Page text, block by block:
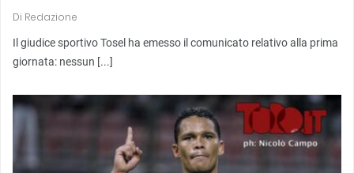
Di Redazione
Il giudice sportivo Tosel ha emesso il comunicato relativo alla prima
giornata: nessun [...]